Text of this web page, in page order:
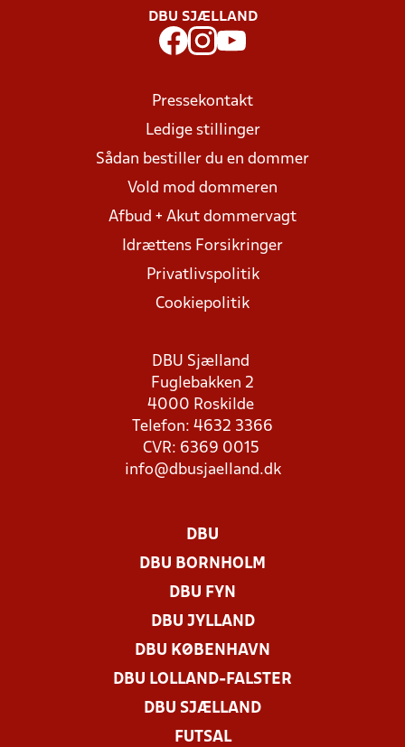
DBU SJÆLLAND
Pressekontakt
Ledige stillinger
Sådan bestiller du en dommer
Vold mod dommeren
Afbud + Akut dommervagt
Idrættens Forsikringer
Privatlivspolitik
Cookiepolitik
DBU Sjælland
Fuglebakken 2
4000 Roskilde
Telefon: 4632 3366
CVR: 6369 0015
info@dbusjaelland.dk
DBU
DBU BORNHOLM
DBU FYN
DBU JYLLAND
DBU KØBENHAVN
DBU LOLLAND-FALSTER
DBU SJÆLLAND
FUTSAL